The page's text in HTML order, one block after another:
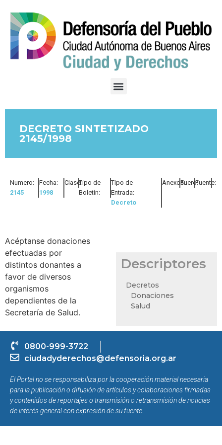
DECRETO SINTETIZADO
2145/1998
Numero:
2145
Fecha:
1998
Clase:Tipo de
Boletín:
Tipo de
Entrada:
Decreto
Anexos:Fuero:Fuente:
Acéptanse donaciones
efectuadas por
distintos donantes a
favor de diversos
organismos
dependientes de la
Secretaría de Salud.
Descriptores
Decretos
Donaciones
Salud
0800-999-3722
ciudadyderechos@defensoria.org.ar
El Portal no se responsabiliza por la cooperación material necesaria
para la publicación o difusión de artículos y colaboraciones firmadas
y contenidos de reportajes o transmisión o retransmisión de noticias
de interés general con expresión de su fuente.